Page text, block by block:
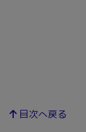
目次へ戻る